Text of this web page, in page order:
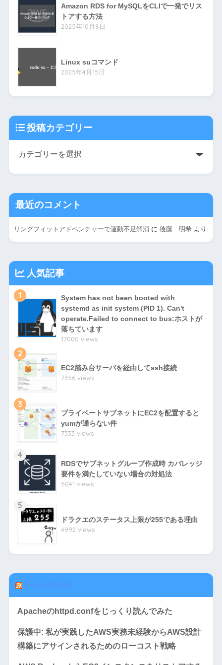
Amazon RDS for MySQLをCLIで一発でリス
トアする方法
2025年10月8日
Linux suコマンド
2025年4月15日
投稿カテゴリー
最近のコメント
リングフィットアドベンチャーで運動不足解消 に 後藤 明希より
人気記事
1
System has not been booted with
systemd as init system (PID 1). Can't
operate.Failed to connect to bus:ホストが
落ちています
17000 views
2
EC2踏み台サーバを経由してssh接続
7356 views
3
プライベートサブネットにEC2を配置すると
yumが通らない件
7333 views
4
RDSでサブネットグループ作成時 カバレッジ
要件を満たしていない場合の対処法
5041 views
5
ドラクエのステータス上限が255である理由
4992 views
Apacheのhttpd.confをじっくり読んでみた
保護中: 私が実践したAWS実務未経験からAWS設計
構築にアサインされるためのローコスト戦略